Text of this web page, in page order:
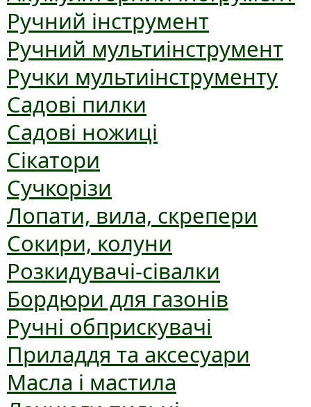
Ручний інструмент
Ручний мультиінструмент
Ручки мультиінструменту
Садові пилки
Садові ножиці
Сікатори
Сучкорізи
Лопати, вила, скрепери
Сокири, колуни
Розкидувачі-сівалки
Бордюри для газонів
Ручні обприскувачі
Приладдя та аксесуари
Масла і мастила